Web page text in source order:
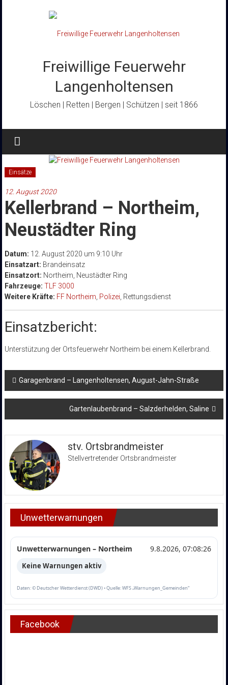
Freiwillige Feuerwehr
Langenholtensen
Löschen | Retten | Bergen | Schützen | seit 1866
Einsätze
12. August 2020
Kellerbrand – Northeim,
Neustädter Ring
Datum: 12. August 2020 um 9:10 Uhr
Einsatzart: Brandeinsatz
Einsatzort: Northeim, Neustädter Ring
Fahrzeuge: TLF 3000
Weitere Kräfte: FF Northeim Polizei , Rettungsdienst
Einsatzbericht:
Unterstützung der Ortsfeuerwehr Northeim bei einem Kellerbrand.
Beitragsnavigation
Garagenbrand – Langenholtensen, August-Jahn-Straße
Gartenlaubenbrand – Salzderhelden, Saline
stv. Ortsbrandmeister
Stellvertretender Ortsbrandmeister
Unwetterwarnungen
Unwetterwarnungen – Northeim 9.8.2026, 07:08:26
Keine Warnungen aktiv
Daten: © Deutscher Wetterdienst (DWD) • Quelle: WFS „Warnungen_Gemeinden“
Facebook